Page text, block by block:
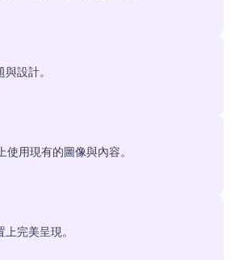
設計。
使用現有的圖像與內容。
完美呈現。